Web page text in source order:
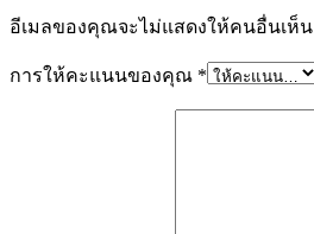
อีเมลของคุณจะไม่แสดงให้คนอื่นเห็น
การให้คะแนนของคุณ *